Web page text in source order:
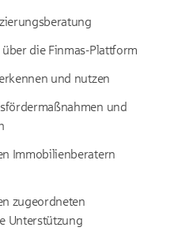
die Finmas-Plattform
und nutzen
und
Immobilienberatern
zugeordneten
Unterstützung